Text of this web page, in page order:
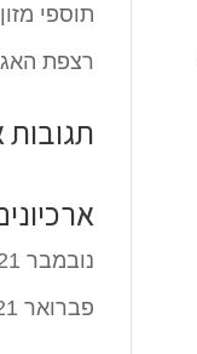
תוספי מזון
רצפת
תגובות
נובמבר 2021
פברואר 2021